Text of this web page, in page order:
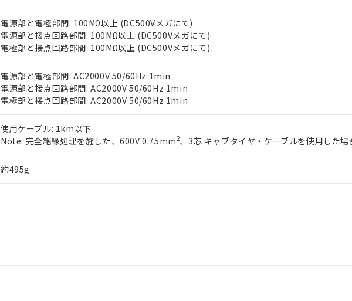
電源部と電極部間: 100MΩ以上 (DC500Vメガにて)
電源部と接点回路部間: 100MΩ以上 (DC500Vメガにて)
電極部と接点回路部間: 100MΩ以上 (DC500Vメガにて)
電源部と電極部間: AC2000V 50/60Hz 1min
電源部と接点回路部間: AC2000V 50/60Hz 1min
電極部と接点回路部間: AC2000V 50/60Hz 1min
使用ケーブル: 1km以下
Note: 完全絶縁処理を施した、600V 0.75mm2、3芯 キャブタイヤ・ケーブルを使用した場
約495g
EU RoHS指令（10物質）の非含有証明書
51物質の非含有証明書（当社基準）
※本証明書は発行日時点で非含有を証明するもので、過去に遡って非含有を証明するも
また、RoHS指令のフタル酸エステル類４物質の対応では、対応完了までの期間は出
混在することから備考欄に対応日を記載しておりました。
り割愛しております。